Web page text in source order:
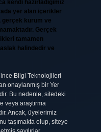
kendi hazırladığımız
yer alan içerikler
gerçek kurum ve
Gerçek
tamamen
halindedir ve
Bilgi Teknolojileri
onaylanmış bir Yer
Bu nedenle, sitedeki
veya araştırma
Ancak, üyelerimiz
taşımakta olup, siteye